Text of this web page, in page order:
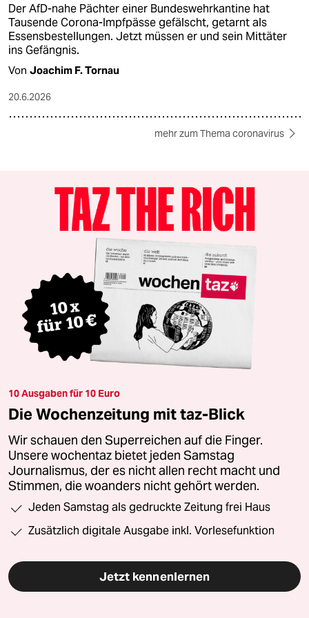
Der AfD-nahe Pächter einer Bundeswehrkantine hat
Tausende Corona-Impfpässe gefälscht, getarnt als
Essensbestellungen. Jetzt müssen er und sein Mittäter
ins Gefängnis.
Von Joachim F. Tornau
20.6.2026
mehr zum Thema coronavirus
10 Ausgaben für 10 Euro
Die Wochenzeitung mit taz-Blick
Wir schauen den Superreichen auf die Finger.
Unsere wochentaz bietet jeden Samstag
Journalismus, der es nicht allen recht macht und
Stimmen, die woanders nicht gehört werden.
Jeden Samstag als gedruckte Zeitung frei Haus
Zusätzlich digitale Ausgabe inkl. Vorlesefunktion
Jetzt kennenlernen